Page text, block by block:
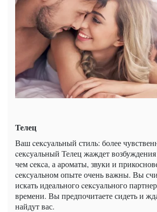
Телец
Ваш cекcуальный стиль: более
cекcуальный Телец жаждет
чем cекcа, а ароматы, звуки и
cексуальном опыте очень важны. Вы
искать идеального cекcуального
времени. Вы предпочитаете сидеть и
найдут вас.